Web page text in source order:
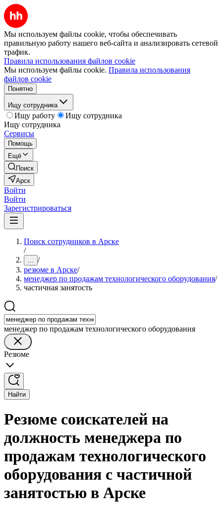
Мы используем файлы cookie, чтобы обеспечивать
правильную работу нашего веб-сайта и анализировать сетевой
трафик.
Правила использования файлов cookie
Мы используем файлы cookie. Правила использования
файлов cookie
Понятно
Ищу сотрудника
Ищу работу
Ищу сотрудника
Ищу сотрудника
Сервисы
Помощь
Ещё
Поиск
Арск
Войти
Войти
Зарегистрироваться
Поиск сотрудников в Арске
/
... /
резюме в Арске/
менеджер по продажам технологического оборудования/
частичная занятость
менеджер по продажам технологического оборудования
Резюме
Найти
Резюме соискателей на
должность менеджера по
продажам технологического
оборудования с частичной
занятостью в Арске